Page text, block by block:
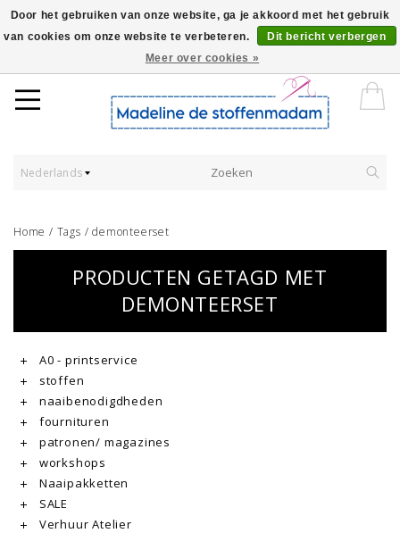
Worldwide Shipping - Onze stoffen worden verkocht per 10 cm.
Nederlands
Home / Tags /demonteerset
PRODUCTEN GETAGD MET
DEMONTEERSET
A0 - printservice
stoffen
naaibenodigdheden
fournituren
patronen/ magazines
workshops
Naaipakketten
SALE
Verhuur Atelier
Door het gebruiken van onze website, ga je akkoord met het gebruik
van cookies om onze website te verbeteren.
Dit bericht verbergen
Meer over cookies »